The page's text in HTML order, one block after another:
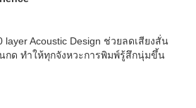
Acoustic Design ช่วยลดเสียงสั่น
กด ทำให้ทุกจังหวะการพิมพ์รู้สึกนุ่มขึ้น